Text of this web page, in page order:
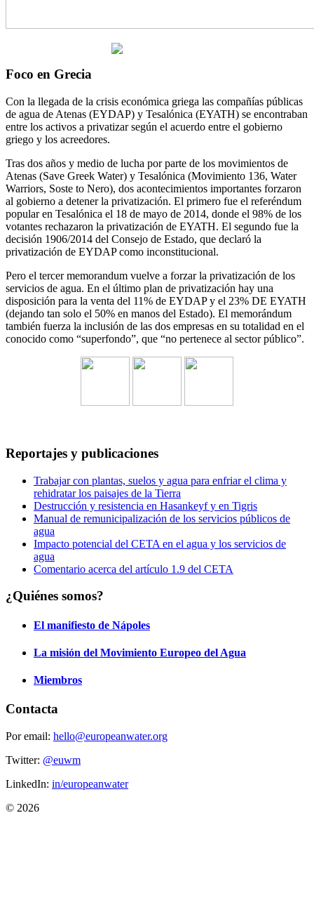
Foco en Grecia
Con la llegada de la crisis económica griega las compañías públicas
de agua de Atenas (EYDAP) y Tesalónica (EYATH) se encontraban
entre los activos a privatizar según el acuerdo entre el gobierno
griego y los acreedores.
Tras dos años y medio de lucha por parte de los movimientos de
Atenas (Save Greek Water) y Tesalónica (Movimiento 136, Water
Warriors, Soste to Nero), dos acontecimientos importantes forzaron
al gobierno a detener la privatización. El primero fue el referéndum
popular en Tesalónica el 18 de mayo de 2014, donde el 98% de los
votantes rechazaron la privatización de EYATH. El segundo fue la
decisión 1906/2014 del Consejo de Estado, que declaró la
privatización de EYDAP como inconstitucional.
Pero el tercer memorandum vuelve a forzar la privatización de los
servicios de agua. En el último plan de privatización hay una
disposición para la venta del 11% de EYDAP y el 23% DE EYATH
(dejando tan solo el 50% en manos del Estado). El memorándum
también fuerza la inclusión de las dos empresas en su totalidad en el
conocido como “superfondo”, que “no pertenece al sector público”.
Reportajes y publicaciones
Trabajar con plantas, suelos y agua para enfriar el clima y
rehidratar los paisajes de la Tierra
Destrucción y resistencia en Hasankeyf y en Tigris
Manual de remunicipalización de los servicios públicos de
agua
Impacto potencial del CETA en el agua y los servicios de
agua
Comentario acerca del artículo 1.9 del CETA
¿Quiénes somos?
El manifiesto de Nápoles
La misión del Movimiento Europeo del Agua
Miembros
Contacta
Por email: hello@europeanwater.org
Twitter: @euwm
LinkedIn: in/europeanwater
© 2026